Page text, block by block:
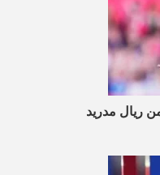
ريال مدريد